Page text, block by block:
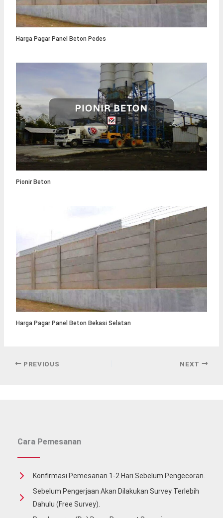
Harga Pagar Panel Beton Pedes
Pionir Beton
Harga Pagar Panel Beton Bekasi Selatan
PREVIOUS NEXT
Cara Pemesanan
Konfirmasi Pemesanan 1-2 Hari Sebelum Pengecoran.
Sebelum Pengerjaan Akan Dilakukan Survey Terlebih
Dahulu (free Survey).